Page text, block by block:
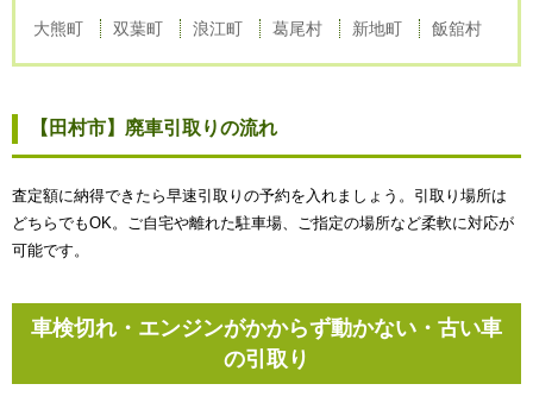
大熊町 双葉町 浪江町 葛尾村 新地町 飯舘村
【田村市】廃車引取りの流れ
査定額に納得できたら早速引取りの予約を入れましょう。引取り場所は
どちらでもOK。ご自宅や離れた駐車場、ご指定の場所など柔軟に対応が
可能です。
車検切れ・エンジンがかからず動かない・古い車
の引取り